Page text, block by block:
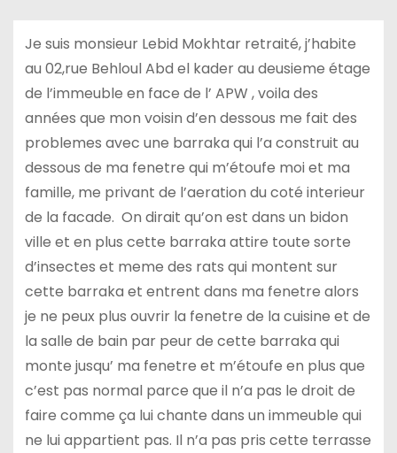
Je suis monsieur Lebid Mokhtar retraité, j’habite
au 02,rue Behloul Abd el kader au deusieme étage
de l’immeuble en face de l’ APW , voila des
années que mon voisin d’en dessous me fait des
problemes avec une barraka qui l’a construit au
dessous de ma fenetre qui m’étoufe moi et ma
famille, me privant de l’aeration du coté interieur
de la facade. On dirait qu’on est dans un bidon
ville et en plus cette barraka attire toute sorte
d’insectes et meme des rats qui montent sur
cette barraka et entrent dans ma fenetre alors
je ne peux plus ouvrir la fenetre de la cuisine et de
la salle de bain par peur de cette barraka qui
monte jusqu’ ma fenetre et m’étoufe en plus que
c’est pas normal parce que il n’a pas le droit de
faire comme ça lui chante dans un immeuble qui
ne lui appartient pas. Il n’a pas pris cette terrasse